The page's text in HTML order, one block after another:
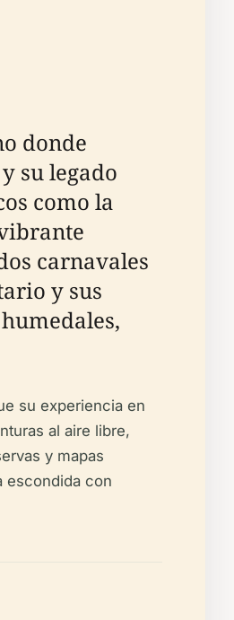
donde
su legado
como la
carnavales
y sus
su experiencia en
al aire libre,
y mapas
escondida con